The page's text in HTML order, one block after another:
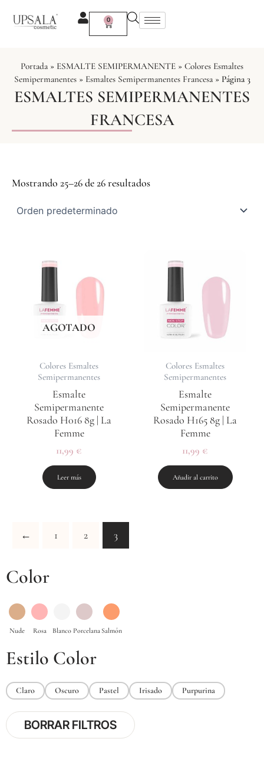
contenido
0
Carrito
Portada » ESMALTE SEMIPERMANENTE » Colores Esmaltes
Semipermanentes» Esmaltes Semipermanentes Francesa» Página 3
ESMALTES SEMIPERMANENTES
FRANCESA
Color
Estilo Color
Claro Oscuro Pastel Irisado Purpurina
BORRAR FILTROS
Mostrando 25–26 de 26 resultados
AGOTADO
Colores Esmaltes
Semipermanentes
Esmalte
Semipermanente
Rosado H016 8g | La
Femme
11,99 €
Leer más
Colores Esmaltes
Semipermanentes
Esmalte
Semipermanente
Rosado H165 8g | La
Femme
11,99 €
Añadir al carrito
← 1 2 3